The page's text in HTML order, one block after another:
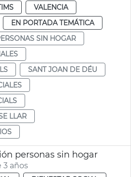
VALENCIA
EN PORTADA TEMÁTICA
SIN HOGAR
SANT JOAN DE DÉU
LLAR
personas sin hogar
3 años